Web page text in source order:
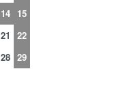
14 15
21
22
28 29